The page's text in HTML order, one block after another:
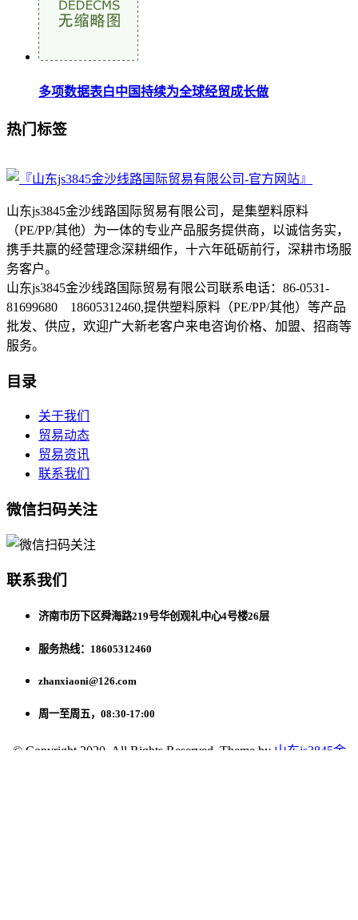
多项数据表白中国持续为全球经贸成长做
热门标签
山东js3845金沙线路国际贸易有限公司，是集塑料原料
（PE/PP/其他）为一体的专业产品服务提供商，以诚信务实，
携手共赢的经营理念深耕细作，十六年砥砺前行，深耕市场服
务客户。
山东js3845金沙线路国际贸易有限公司联系电话：86-0531-
81699680 18605312460,提供塑料原料（PE/PP/其他）等产品
批发、供应，欢迎广大新老客户来电咨询价格、加盟、招商等
服务。
目录
关于我们
贸易动态
贸易资讯
联系我们
微信扫码关注
联系我们
济南市历下区舜海路219号华创观礼中心4号楼26层
服务热线：18605312460
zhanxiaoni@126.com
周一至周五，08:30-17:00
© Copyright 2020. All Rights Reserved. Theme by 山东js3845金